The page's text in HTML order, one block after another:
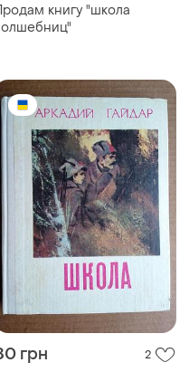
книгу "школа
грн 2